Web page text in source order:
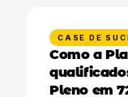
CASE DE
Como a
Pleno em